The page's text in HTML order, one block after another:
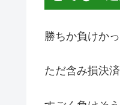
勝ちか負けか
ただ含み損決